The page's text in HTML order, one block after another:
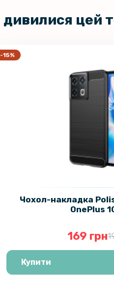
дивилися цей
-15%
Чохол-накладка
OnePlus
169 грн
Купити